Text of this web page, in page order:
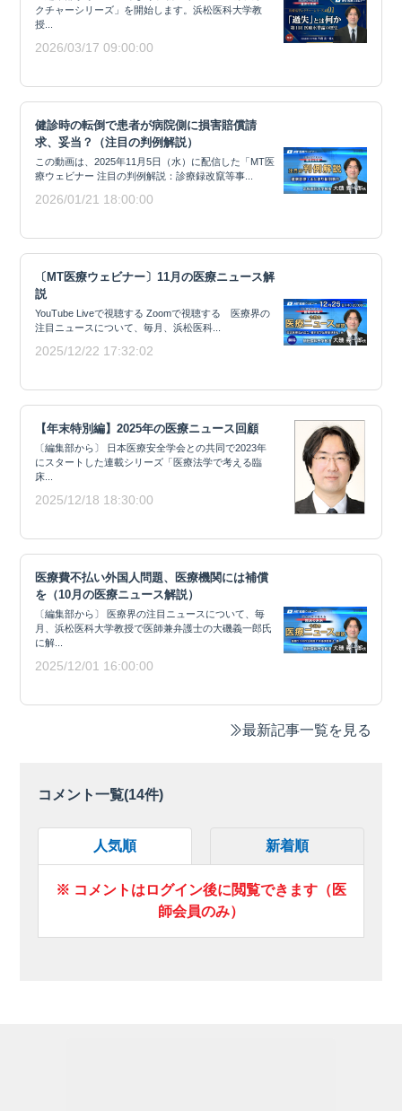
クチャーシリーズ」を開始します。浜松医科大学教
授...
2026/03/17 09:00:00
健診時の転倒で患者が病院側に損害賠償請
求、妥当？（注目の判例解説）
この動画は、2025年11月5日（水）に配信した「MT医
療ウェビナー 注目の判例解説：診療録改竄等事...
2026/01/21 18:00:00
〔MT医療ウェビナー〕11月の医療ニュース解
説
YouTube Liveで視聴する Zoomで視聴する 医療界の
注目ニュースについて、毎月、浜松医科...
2025/12/22 17:32:02
【年末特別編】2025年の医療ニュース回顧
〔編集部から〕 日本医療安全学会との共同で2023年
にスタートした連載シリーズ「医療法学で考える臨
床...
2025/12/18 18:30:00
医療費不払い外国人問題、医療機関には補償
を（10月の医療ニュース解説）
〔編集部から〕 医療界の注目ニュースについて、毎
月、浜松医科大学教授で医師兼弁護士の大磯義一郎氏
に解...
2025/12/01 16:00:00
最新記事一覧を見る
コメント一覧(14件)
人気順 新着順
※ コメントはログイン後に閲覧できます（医
師会員のみ）